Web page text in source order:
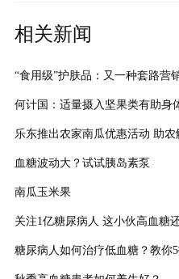
相关新闻
“食用级”护肤品：又一种套路营
何计国：适量摄入坚果类有助身
乐东推出农家南瓜优惠活动 助农
血糖波动大？试试胰岛素泵
南瓜玉米果
关注1亿糖尿病人 这小伙高血糖
糖尿病人如何治疗低血糖？教你5